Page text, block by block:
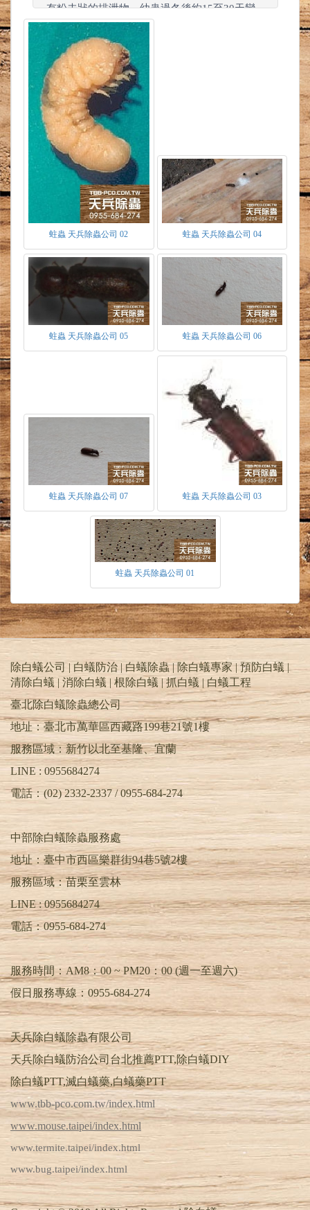
有粉未狀的排泄物。幼蟲過冬後約15至30天變
化為蛹，直到4至6月羽化成蟲，蛀食圓洞飛
出，因成蟲生命周期不長，成蟲羽化發出後，隨
即產卵延續後代便結束一生。
蛀蟲喜愛生活於陰暗、無聲的環境，以木材
中的纖維質為食，將其轉化為澱粉及多糖體。當
木材含水量達到8%~15%時，環境適宜便開始活
耀、蛀食。害怕震動，會暫時逃離震動處甚至裝
死，待危險過後再次活動。由於蛀蟲擁有高度的
抗旱能力，當環境中的溫度、濕度、食物來源不
成，才恢復覺醒。因此在新家裝潢後，快則幾個
月慢則一至二年才會發現其危害。又因溫度、濕
度而異。在同批木構建材，裝潢於室內地點的不
同，而產生時間上先後為害的差異。
由原木料集散地被感染後製成相關木製品，
如家具、手工藝品、裝潢材料等傳進居家。
倉庫存放木料製品中被其中一批受感染之木
料傳遞進而擴散感染。
1.於裝潢前針對裝潢有關之木料噴灑藥劑做預防
2.若於裝潢後防治，針對已危害之木料，對蟲洞
處做深層灌注藥劑，於木料表層毛孔處以滲透性
藥劑做塗佈防治。
裡外各面，藉以徹底封鎖蟲害可出入之區塊。
4.對危害區域，做氣薰防治驅出成蟲，造成速殺
功效。
除白蟻PTT | 天兵除白蟻公司 | 除蟲消毒公司台
北推薦 | 除蟲公司基隆.桃園.新竹.苗栗.台中 |
TEL : 0955-684-274 | 清除白蟻 | 消除白蟻 | 居家
除蟲 | 除蟑螂 | 除跳蚤 | 除蛀蟲 | 除螞蟻 | 滅蚊.蒼
蠅 | 除白蟻 | 白蟻防治 | 除白蟻公司PTT | 預防白
蟻 | 白蟻除蟲 | 消滅白蟻 | 根除白蟻 | 白蟻專家 |
抓白蟻 | 白蟻工程 | 除白蟻DIY | 滅白蟻藥 | 白蟻
藥PTT | 蟻后 | 蟻王 | 工蟻 | 幼蟻 | 蟻卵 | 特滅多 |
環境消毒公司 | 害蟲昆蟲驅除 | 害蟲防治
蛀蟲 天兵除蟲公司 02 蛀蟲 天兵除蟲公司 04
蛀蟲 天兵除蟲公司 05 蛀蟲 天兵除蟲公司 06
蛀蟲 天兵除蟲公司 07 蛀蟲 天兵除蟲公司 03
蛀蟲 天兵除蟲公司 01
除白蟻公司 | 白蟻防治 | 白蟻除蟲 | 除白蟻專家 | 預防白蟻 |
清除白蟻 | 消除白蟻 | 根除白蟻 | 抓白蟻 | 白蟻工程
臺北除白蟻除蟲總公司
地址：臺北市萬華區西藏路199巷21號1樓
服務區域：新竹以北至基隆、宜蘭
LINE : 0955684274
電話：(02) 2332-2337 / 0955-684-274
中部除白蟻除蟲服務處
地址：臺中市西區樂群街94巷5號2樓
服務區域：苗栗至雲林
LINE :0955684274
電話：0955-684-274
服務時間：AM8：00 ~ PM20：00 (週一至週六)
假日服務專線：0955-684-274
天兵除白蟻除蟲有限公司
天兵除白蟻防治公司台北推薦PTT,除白蟻DIY
除白蟻PTT,滅白蟻藥,白蟻藥PTT
www.tbb-pco.com.tw/index.html
www.mouse.taipei/index.html
www.termite.taipei/index.html
www.bug.taipei/index.html